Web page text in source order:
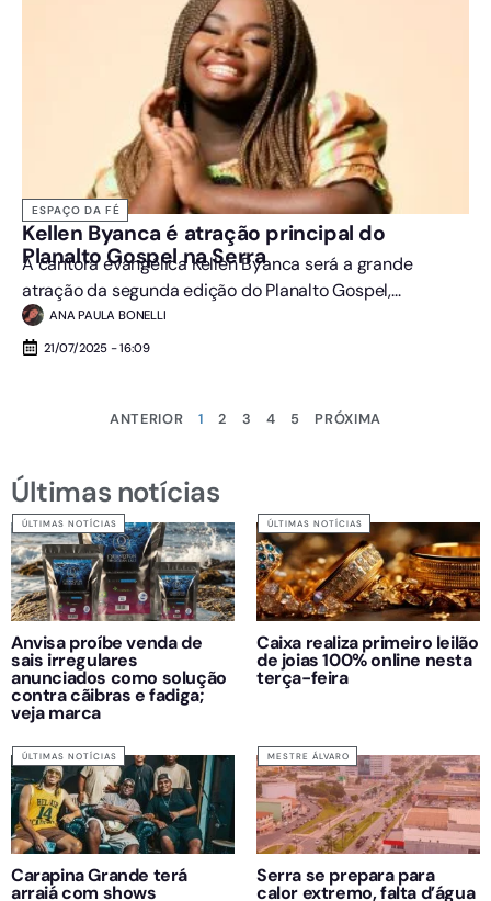
ESPAÇO DA FÉ
Kellen Byanca é atração principal do
Planalto Gospel na Serra
A cantora evangélica Kellen Byanca será a grande
atração da segunda edição do Planalto Gospel,...
ANA PAULA BONELLI
21/07/2025 - 16:09
ANTERIOR 1 2 3 4 5 PRÓXIMA
Últimas notícias
ÚLTIMAS NOTÍCIAS
Anvisa proíbe venda de
sais irregulares
anunciados como solução
contra cãibras e fadiga;
veja marca
ÚLTIMAS NOTÍCIAS
Caixa realiza primeiro leilão
de joias 100% online nesta
terça-feira
ÚLTIMAS NOTÍCIAS
Carapina Grande terá
arraiá com shows
MESTRE ÁLVARO
Serra se prepara para
calor extremo, falta d’água